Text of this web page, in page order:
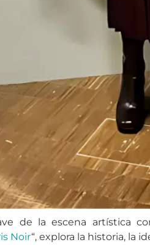
de la escena artística
Noir“, explora la historia, la